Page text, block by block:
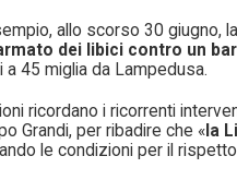
allo scorso 30 giugno,
dei libici contro un
a 45 miglia da Lampedusa.
ricordano i ricorrenti
Grandi, per ribadire che « la
le condizioni per il